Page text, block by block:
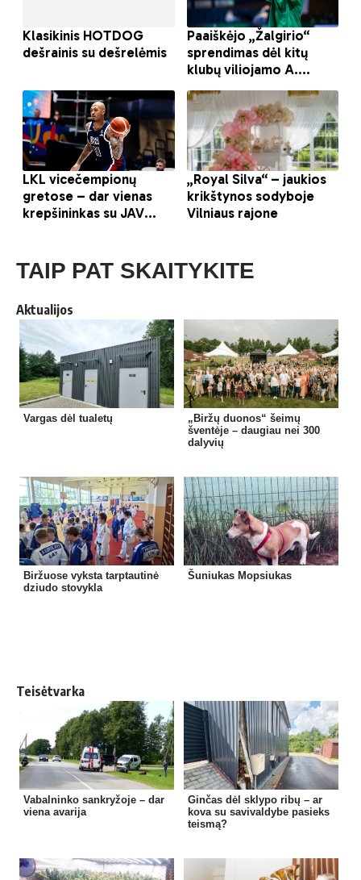
TAIP PAT SKAITYKITE
Aktualijos
Vargas dėl tualetų
„Biržų duonos“ šeimų
šventėje – daugiau nei 300
dalyvių
Biržuose vyksta tarptautinė
dziudo stovykla
Šuniukas Mopsiukas
Teisėtvarka
Vabalninko sankryžoje – dar
viena avarija
Ginčas dėl sklypo ribų – ar
kova su savivaldybe pasieks
teismą?